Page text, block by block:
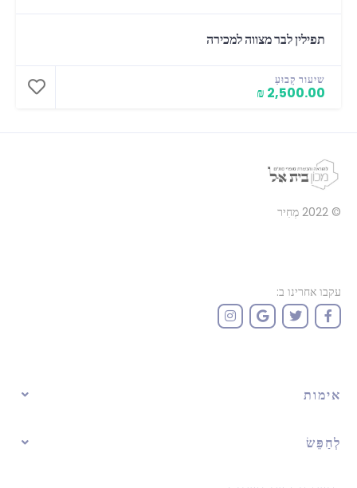
תפילין לבר מצווה למכירה
שיעור קָבוּעַ
2,500.00 ₪
© 2022 מְחִיר
עקבו אחרינו ב:
אימות
לְחַפֵּשׂ